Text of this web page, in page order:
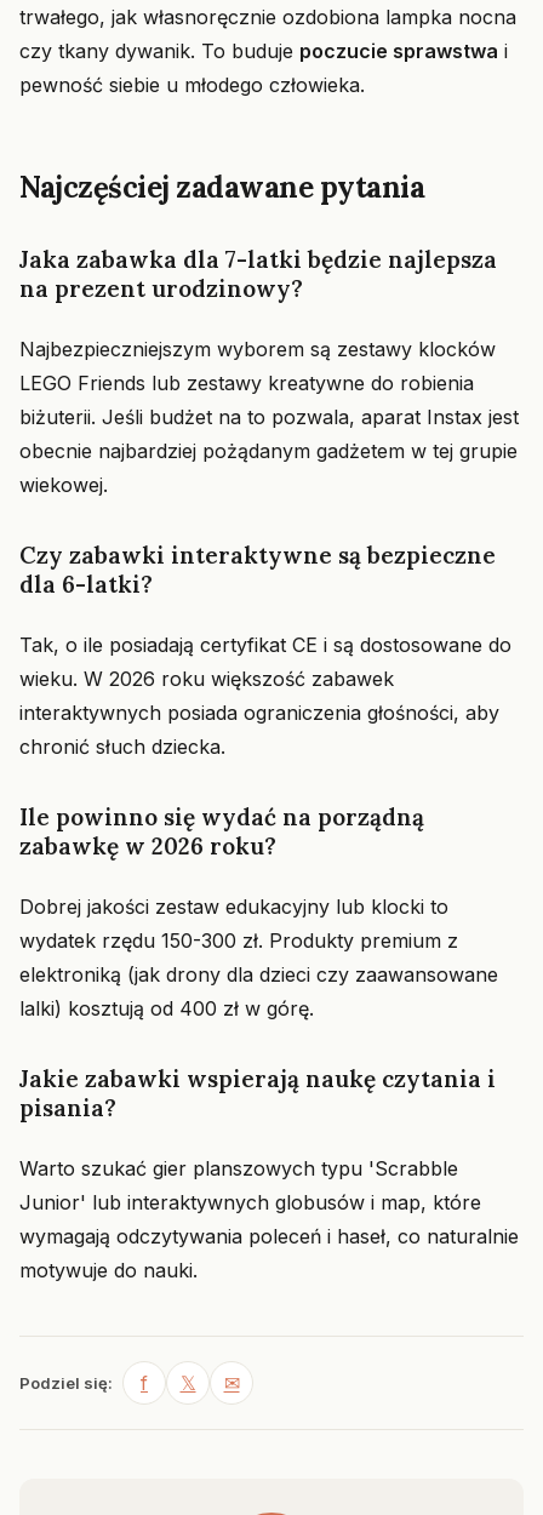
trwałego, jak własnoręcznie ozdobiona lampka nocna
czy tkany dywanik. To buduje poczucie sprawstwa i
pewność siebie u młodego człowieka.
Najczęściej zadawane pytania
Jaka zabawka dla 7-latki będzie najlepsza
na prezent urodzinowy?
Najbezpieczniejszym wyborem są zestawy klocków
LEGO Friends lub zestawy kreatywne do robienia
biżuterii. Jeśli budżet na to pozwala, aparat Instax jest
obecnie najbardziej pożądanym gadżetem w tej grupie
wiekowej.
Czy zabawki interaktywne są bezpieczne
dla 6-latki?
Tak, o ile posiadają certyfikat CE i są dostosowane do
wieku. W 2026 roku większość zabawek
interaktywnych posiada ograniczenia głośności, aby
chronić słuch dziecka.
Ile powinno się wydać na porządną
zabawkę w 2026 roku?
Dobrej jakości zestaw edukacyjny lub klocki to
wydatek rzędu 150-300 zł. Produkty premium z
elektroniką (jak drony dla dzieci czy zaawansowane
lalki) kosztują od 400 zł w górę.
Jakie zabawki wspierają naukę czytania i
pisania?
Warto szukać gier planszowych typu 'Scrabble
Junior' lub interaktywnych globusów i map, które
wymagają odczytywania poleceń i haseł, co naturalnie
motywuje do nauki.
Podziel się: f 𝕏 ✉